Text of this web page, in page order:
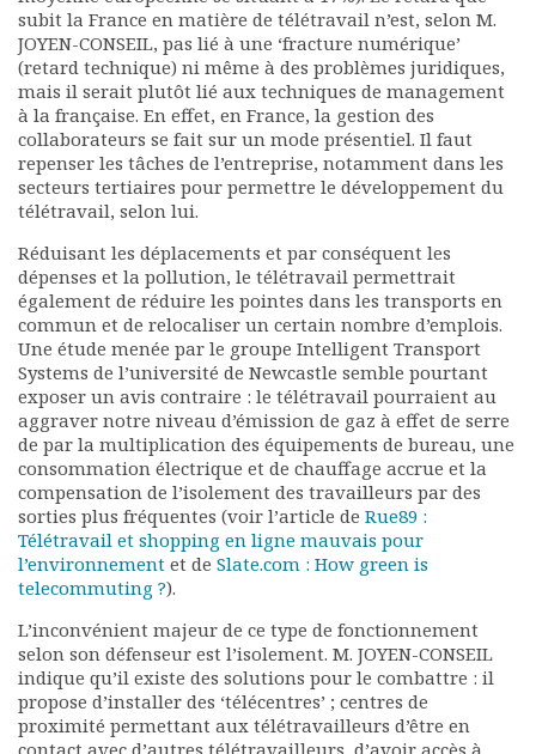
subit la France en matière de télétravail n’est, selon M.
JOYEN-CONSEIL, pas lié à une ‘fracture numérique’
(retard technique) ni même à des problèmes juridiques,
mais il serait plutôt lié aux techniques de management
à la française. En effet, en France, la gestion des
collaborateurs se fait sur un mode présentiel. Il faut
repenser les tâches de l’entreprise, notamment dans les
secteurs tertiaires pour permettre le développement du
télétravail, selon lui.
Réduisant les déplacements et par conséquent les
dépenses et la pollution, le télétravail permettrait
également de réduire les pointes dans les transports en
commun et de relocaliser un certain nombre d’emplois.
Une étude menée par le groupe Intelligent Transport
Systems de l’université de Newcastle semble pourtant
exposer un avis contraire : le télétravail pourraient au
aggraver notre niveau d’émission de gaz à effet de serre
de par la multiplication des équipements de bureau, une
consommation électrique et de chauffage accrue et la
compensation de l’isolement des travailleurs par des
sorties plus fréquentes (voir l’article de Rue89 :
Télétravail et shopping en ligne mauvais pour
l’environnement et de Slate.com : How green is
telecommuting ?).
L’inconvénient majeur de ce type de fonctionnement
selon son défenseur est l’isolement. M. JOYEN-CONSEIL
indique qu’il existe des solutions pour le combattre : il
propose d’installer des ‘télécentres’ ; centres de
proximité permettant aux télétravailleurs d’être en
contact avec d’autres télétravailleurs, d’avoir accès à